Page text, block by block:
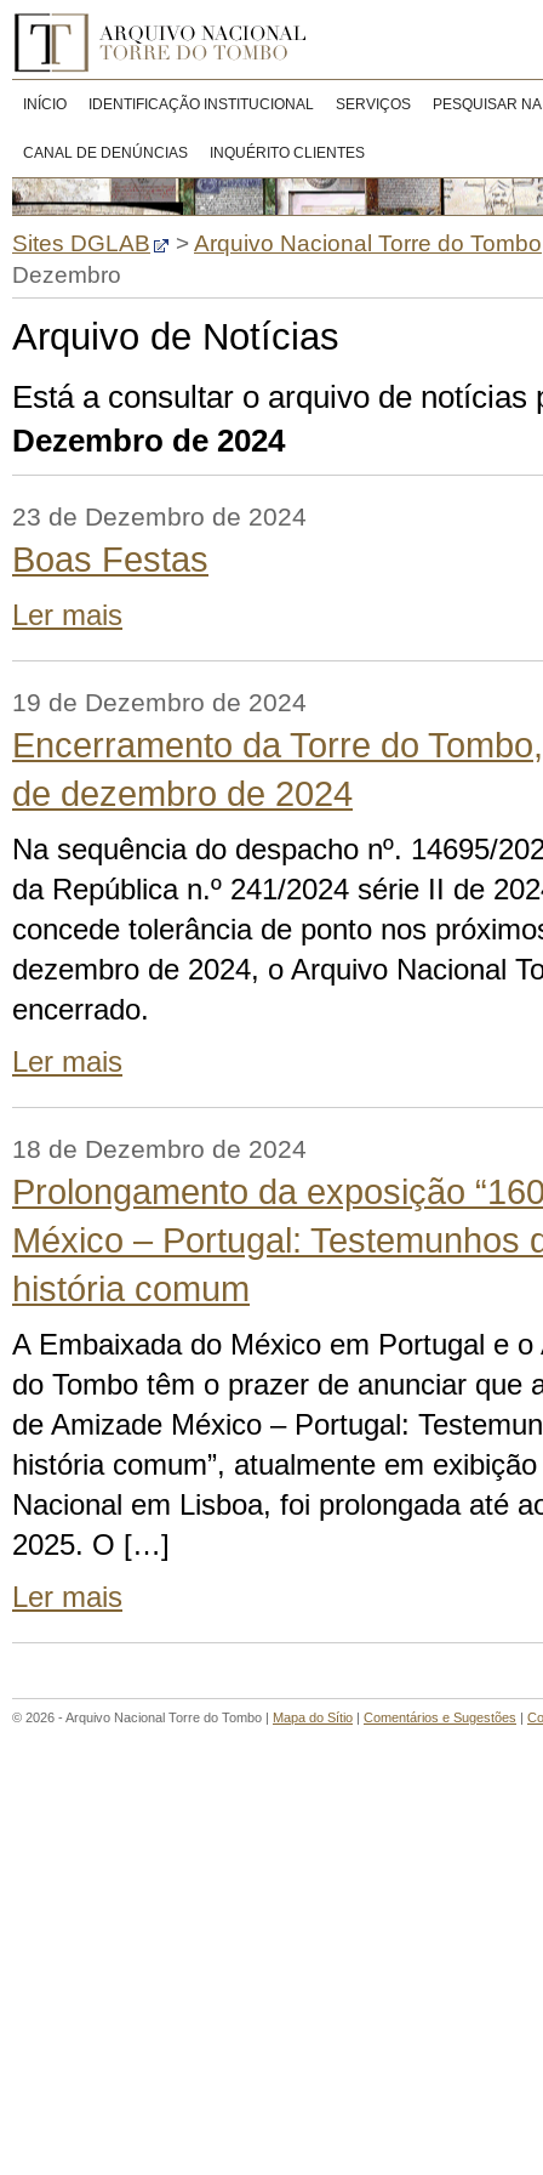
INÍCIO IDENTIFICAÇÃO INSTITUCIONAL SERVIÇOS PESQUISAR
CANAL DE DENÚNCIAS INQUÉRITO CLIENTES
Sites DGLAB >Arquivo Nacional Torre do Tombo
Dezembro
Arquivo de Notícias
Está a consultar o arquivo de notícias
Dezembro de 2024
23 de Dezembro de 2024
Boas Festas
Ler mais
19 de Dezembro de 2024
Encerramento da Torre do
de dezembro de 2024
Na sequência do despacho nº. 14695/
da República n.º 241/2024 série II de
concede tolerância de ponto nos
dezembro de 2024, o Arquivo Nacional
encerrado.
Ler mais
18 de Dezembro de 2024
Prolongamento da exposição
México – Portugal: Testemunhos
história comum
A Embaixada do México em Portugal e o
do Tombo têm o prazer de anunciar que
de Amizade México – Portugal:
história comum”, atualmente em
Nacional em Lisboa, foi prolongada até
2025. O […]
Ler mais
© 2026 - Arquivo Nacional Torre do Tombo | Mapa do Sítio | Comentários e Sugestões |